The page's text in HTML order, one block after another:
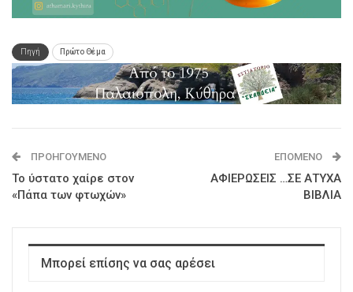
Πηγή Πρώτο Θέμα
ΠΡΟΗΓΟΎΜΕΝΟ
Το ύστατο χαίρε στον
«Πάπα των φτωχών»
ΕΠΌΜΕΝΟ
ΑΦΙΕΡΩΣΕΙΣ …ΣΕ ΑΤΥΧΑ
ΒΙΒΛΙΑ
Μπορεί επίσης να σας αρέσει